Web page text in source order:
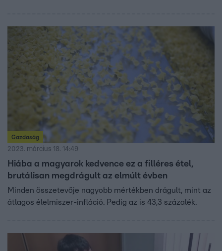
Gazdaság
2023. március 18. 14:49
Hiába a magyarok kedvence ez a filléres étel,
brutálisan megdrágult az elmúlt évben
Minden összetevője nagyobb mértékben drágult, mint az
átlagos élelmiszer-infláció. Pedig az is 43,3 százalék.